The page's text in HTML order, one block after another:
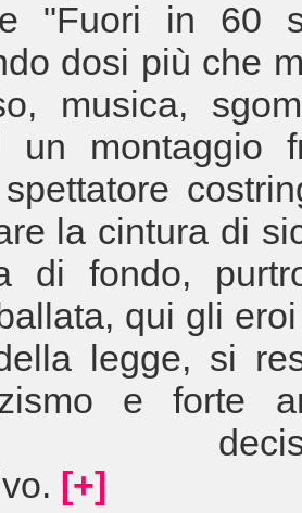
"Fuori in 60
dosi più che
musica,
un montaggio
la cintura di
di fondo,
qui gli
legge, si
e forte
[+]